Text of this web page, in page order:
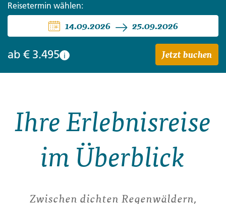
Naturparadies Borneo
Reisetermin wählen:
14.09.2026 25.09.2026
ab € 3.495 i Jetzt buchen
Ihre Erlebnisreise
im Überblick
Zwischen dichten Regenwäldern,